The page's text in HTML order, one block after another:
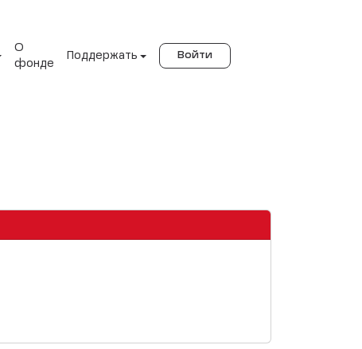
О
фонде
Поддержать Войти